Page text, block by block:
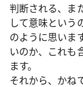
判断される、ま
して意味という
のように思いま
いのか、これも
ます。
それから、かね